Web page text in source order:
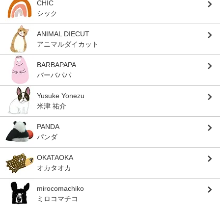
CHIC
シック
ANIMAL DIECUT
アニマルダイカット
BARBAPAPA
バーバパパ
Yusuke Yonezu
米津 祐介
PANDA
パンダ
OKATAOKA
オカタオカ
mirocomachiko
ミロコマチコ